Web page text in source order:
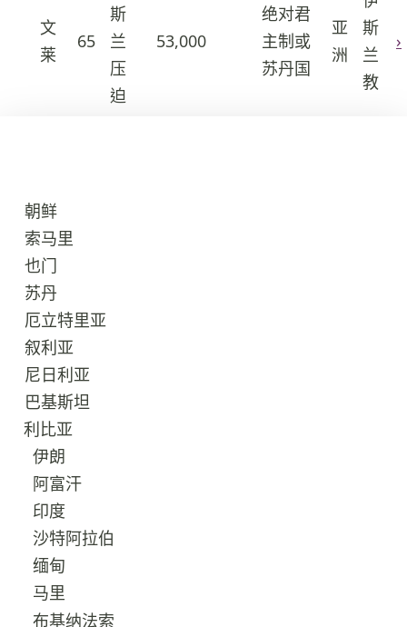
文
莱
65
斯
兰
压
迫
53,000
绝对君
主制或
苏丹国
亚
洲
斯
兰
教
›
朝鲜
索马里
也门
苏丹
厄立特里亚
叙利亚
尼日利亚
巴基斯坦
利比亚
伊朗
阿富汗
印度
沙特阿拉伯
缅甸
马里
布基纳法索